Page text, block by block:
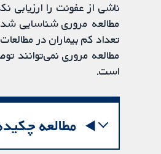
تعداد کم بیماران در
مطالعه مروری نمی‌توانند
است.
مطالعه